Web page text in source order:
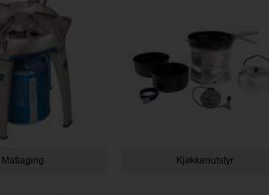
Matlaging Kjøkkenutstyr